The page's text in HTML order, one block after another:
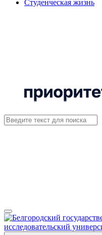
Студенческая жизнь